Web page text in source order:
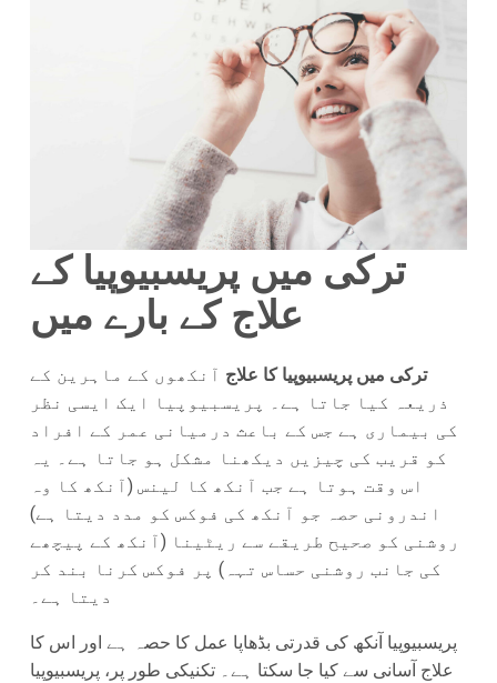
ترکی میں پریسبیوپیا کے
علاج کے بارے میں
ترکی میں پریسبیوپیا کا علاج آنکھوں کے ماہرین کے
ذریعہ کیا جاتا ہے۔ پریسبیوپیا ایک ایسی نظر
کی بیماری ہے جس کے باعث درمیانی عمر کے افراد
کو قریب کی چیزیں دیکھنا مشکل ہو جاتا ہے۔ یہ
اس وقت ہوتا ہے جب آنکھ کا لینس (آنکھ کا وہ
اندرونی حصہ جو آنکھ کی فوکس کو مدد دیتا ہے)
روشنی کو صحیح طریقے سے ریٹینا (آنکھ کے پیچھے
کی جانب روشنی حساس تہہ) پر فوکس کرنا بند کر
دیتا ہے۔
پریسبیوپیا آنکھ کی قدرتی بڈھاپا عمل کا حصہ ہے اور اس کا
علاج آسانی سے کیا جا سکتا ہے۔ تکنیکی طور پر، پریسبیوپیا